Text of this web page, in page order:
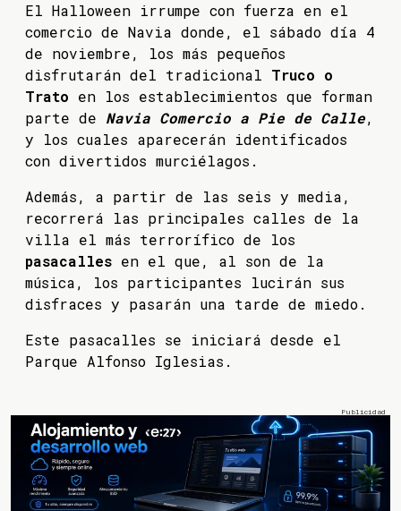
El Halloween irrumpe con fuerza en el
comercio de Navia donde, el sábado día 4
de noviembre, los más pequeños
disfrutarán del tradicional Truco o
Trato en los establecimientos que forman
parte de Navia Comercio a Pie de Calle,
y los cuales aparecerán identificados
con divertidos murciélagos.
Además, a partir de las seis y media,
recorrerá las principales calles de la
villa el más terrorífico de los
pasacalles en el que, al son de la
música, los participantes lucirán sus
disfraces y pasarán una tarde de miedo.
Este pasacalles se iniciará desde el
Parque Alfonso Iglesias.